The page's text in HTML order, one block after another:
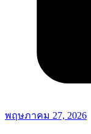
พฤษภาคม 27, 2026